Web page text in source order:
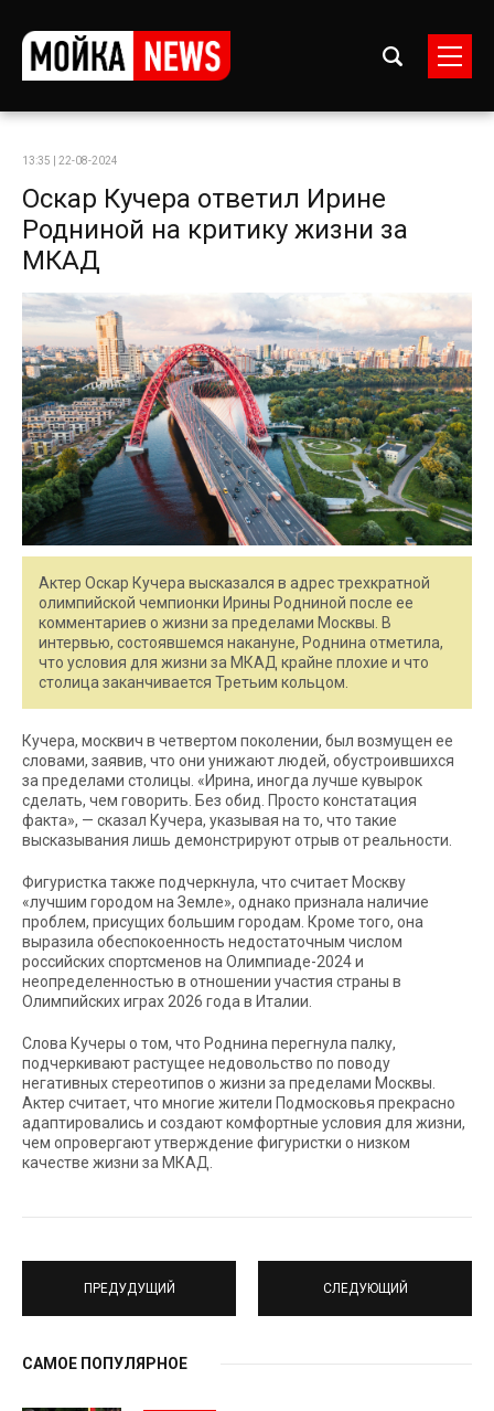
13:35 | 22-08-2024
Оскар Кучера ответил Ирине
Родниной на критику жизни за
МКАД
Актер Оскар Кучера высказался в адрес трехкратной
олимпийской чемпионки Ирины Родниной после ее
комментариев о жизни за пределами Москвы. В
интервью, состоявшемся накануне, Роднина отметила,
что условия для жизни за МКАД крайне плохие и что
столица заканчивается Третьим кольцом.
Кучера, москвич в четвертом поколении, был возмущен ее
словами, заявив, что они унижают людей, обустроившихся
за пределами столицы. «Ирина, иногда лучше кувырок
сделать, чем говорить. Без обид. Просто констатация
факта», — сказал Кучера, указывая на то, что такие
высказывания лишь демонстрируют отрыв от реальности.
Фигуристка также подчеркнула, что считает Москву
«лучшим городом на Земле», однако признала наличие
проблем, присущих большим городам. Кроме того, она
выразила обеспокоенность недостаточным числом
российских спортсменов на Олимпиаде-2024 и
неопределенностью в отношении участия страны в
Олимпийских играх 2026 года в Италии.
Слова Кучеры о том, что Роднина перегнула палку,
подчеркивают растущее недовольство по поводу
негативных стереотипов о жизни за пределами Москвы.
Актер считает, что многие жители Подмосковья прекрасно
адаптировались и создают комфортные условия для жизни,
чем опровергают утверждение фигуристки о низком
качестве жизни за МКАД.
ПРЕДУДУЩИЙ СЛЕДУЮЩИЙ
САМОЕ ПОПУЛЯРНОЕ